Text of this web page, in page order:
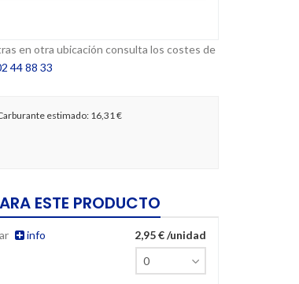
en otra ubicación consulta los costes de
44 88 33
estimado:16,31 €
ESTE PRODUCTO
info 2,95 € /unidad